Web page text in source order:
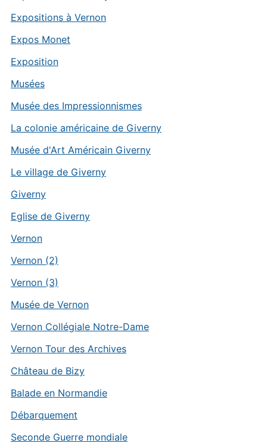
Expositions à Vernon
Expos Monet
Exposition
Musées
Musée des Impressionnismes
La colonie américaine de Giverny
Musée d'Art Américain Giverny
Le village de Giverny
Giverny
Eglise de Giverny
Vernon
Vernon (2)
Vernon (3)
Musée de Vernon
Vernon Collégiale Notre-Dame
Vernon Tour des Archives
Château de Bizy
Balade en Normandie
Débarquement
Seconde Guerre mondiale